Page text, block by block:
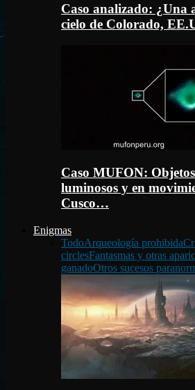
Caso analizado: ¿Una
cielo de Colorado,
Caso MUFON:
luminosos y en
Cusco…
Enigmas
TodoArqueología prohibida
circlesFantasmas y otras
ganadoOtros sucesos